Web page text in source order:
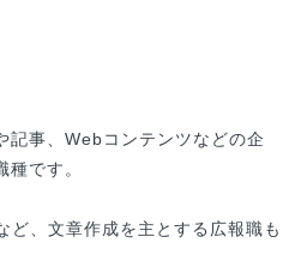
記事、Webコンテンツなどの企
です。
ど、文章作成を主とする広報職も